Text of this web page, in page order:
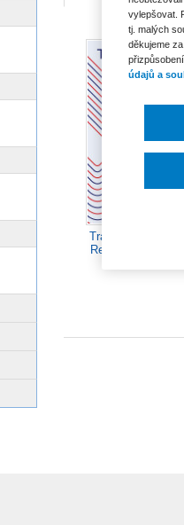
Transformative
Resolution.
vylepšovat.
tj. malých
děkujeme
údajů a